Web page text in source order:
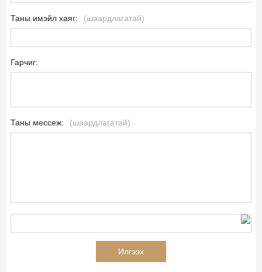
Таны имэйл хаяг: (шаардлагатай)
Гарчиг:
Таны мессеж: (шаардлагатай)